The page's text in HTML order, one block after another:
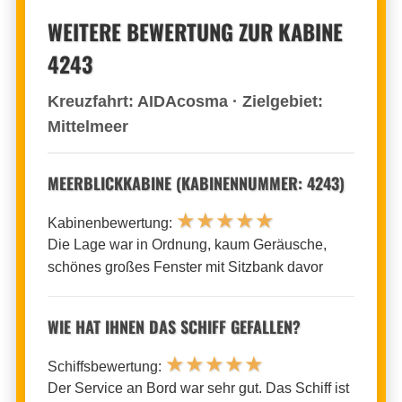
WEITERE BEWERTUNG ZUR KABINE
4243
Kreuzfahrt: AIDAcosma · Zielgebiet:
Mittelmeer
MEERBLICKKABINE (KABINENNUMMER: 4243)
Kabinenbewertung: ★★★★★
Die Lage war in Ordnung, kaum Geräusche,
schönes großes Fenster mit Sitzbank davor
WIE HAT IHNEN DAS SCHIFF GEFALLEN?
Schiffsbewertung: ★★★★★
Der Service an Bord war sehr gut. Das Schiff ist